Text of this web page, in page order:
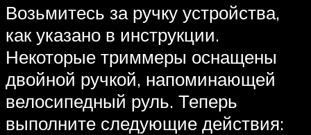
Возьмитесь за ручку устройства,
как указано в инструкции.
Некоторые триммеры оснащены
двойной ручкой, напоминающей
велосипедный руль. Теперь
выполните следующие действия: